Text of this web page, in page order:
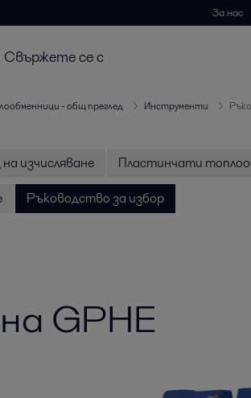
За нас
Свържете се с
- общ преглед Инструменти
изчисляване
Пластинчати
Ръководство за избор
GPHE